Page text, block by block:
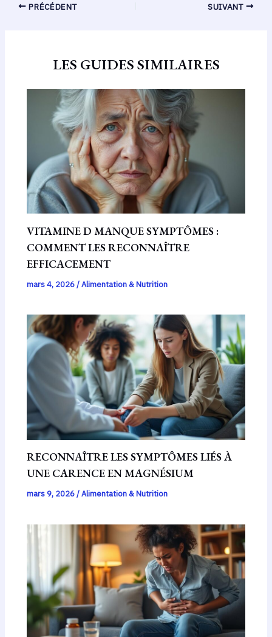
PRÉCÉDENT SUIVANT
LES GUIDES SIMILAIRES
VITAMINE D MANQUE SYMPTÔMES :
COMMENT LES RECONNAÎTRE
EFFICACEMENT
mars 4, 2026/Alimentation & Nutrition
RECONNAÎTRE LES SYMPTÔMES LIÉS À
UNE CARENCE EN MAGNÉSIUM
mars 9, 2026/Alimentation & Nutrition